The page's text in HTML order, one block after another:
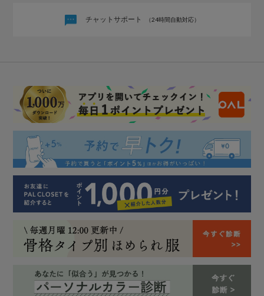
チャットサポート （24時間自動対応）